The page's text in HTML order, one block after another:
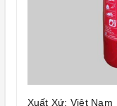
Xuất Xứ: Việt Nam